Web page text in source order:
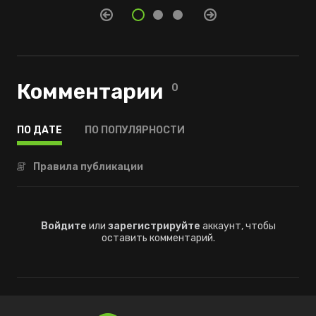
Комментарии 0
ПО ДАТЕ ПО ПОПУЛЯРНОСТИ
Правила публикации
Войдите или зарегистрируйте аккаунт, чтобы
оставить комментарий.